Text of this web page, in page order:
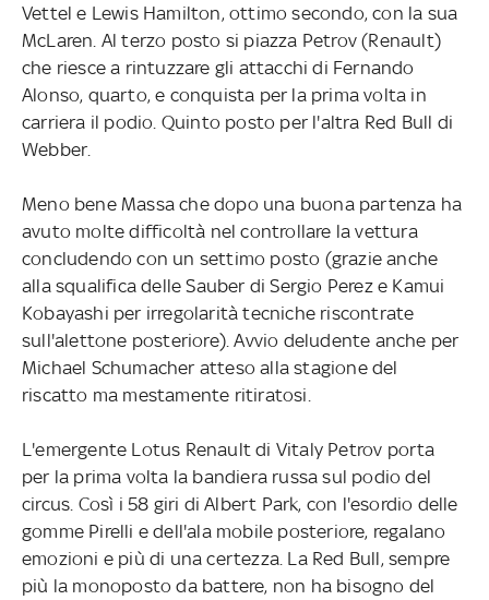
Vettel e Lewis Hamilton, ottimo secondo, con la sua
McLaren. Al terzo posto si piazza Petrov (Renault)
che riesce a rintuzzare gli attacchi di Fernando
Alonso, quarto, e conquista per la prima volta in
carriera il podio. Quinto posto per l'altra Red Bull di
Webber.
Meno bene Massa che dopo una buona partenza ha
avuto molte difficoltà nel controllare la vettura
concludendo con un settimo posto (grazie anche
alla squalifica delle Sauber di Sergio Perez e Kamui
Kobayashi per irregolarità tecniche riscontrate
sull'alettone posteriore). Avvio deludente anche per
Michael Schumacher atteso alla stagione del
riscatto ma mestamente ritiratosi.
L'emergente Lotus Renault di Vitaly Petrov porta
per la prima volta la bandiera russa sul podio del
circus. Così i 58 giri di Albert Park, con l'esordio delle
gomme Pirelli e dell'ala mobile posteriore, regalano
emozioni e più di una certezza. La Red Bull, sempre
più la monoposto da battere, non ha bisogno del